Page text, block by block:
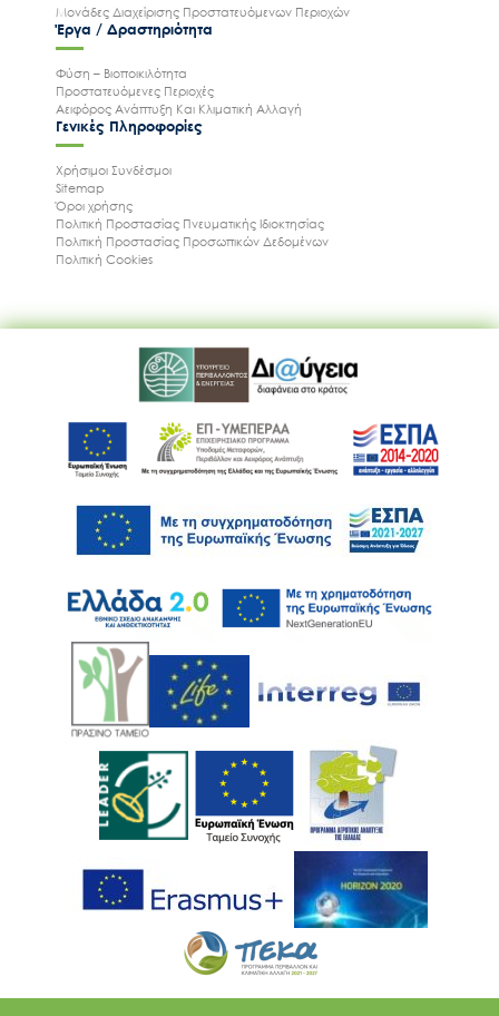
Μονάδες Διαχείρισης Προστατευόμενων Περιοχών
Έργα / Δραστηριότητα
Φύση – Βιοποικιλότητα
Προστατευόμενες Περιοχές
Αειφόρος Ανάπτυξη Και Κλιματική Αλλαγή
Γενικές Πληροφορίες
Χρήσιμοι Συνδέσμοι
Sitemap
Όροι χρήσης
Πολιτική Προστασίας Πνευματικής Ιδιοκτησίας
Πολιτική Προστασίας Προσωπικών Δεδομένων
Πολιτική Cookies